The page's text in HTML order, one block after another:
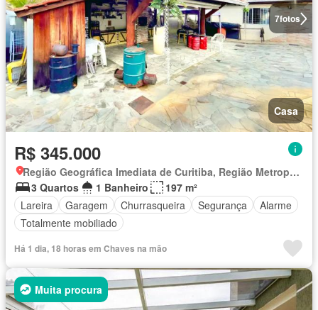
7fotos
Casa
R$ 345.000
Região Geográfica Imediata de Curitiba, Região Metropolitana de Curitiba
3 Quartos
1 Banheiro
197 m²
Lareira
Garagem Churrasqueira Segurança
Alarme
Totalmente mobiliado
Há 1 dia, 18 horas em Chaves na mão
Muita procura